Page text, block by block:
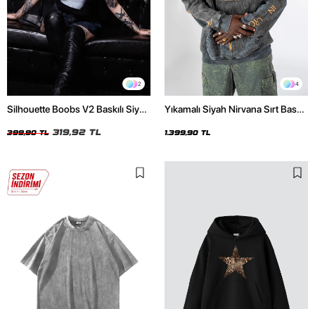
2
Silhouette Boobs V2 Baskılı Siyah
399,90 TL 319,92 TL
4
Yıkamalı Siyah Nirvana Sırt Baskılı
1.399,90 TL